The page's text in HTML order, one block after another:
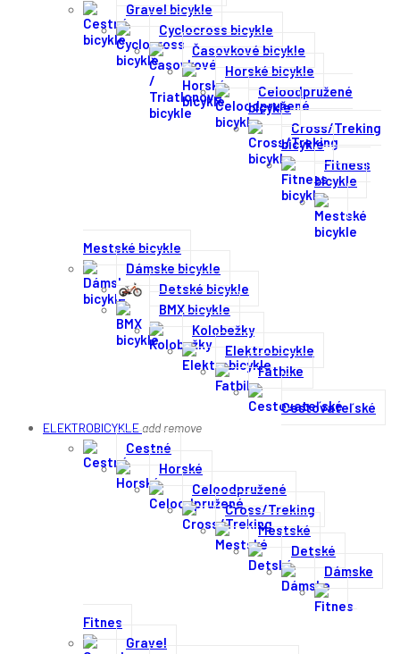
Gravel bicykle
Cyclocross bicykle
Časovkové bicykle
Horské bicykle
Celoodpružené
bicykle
Cross/Treking
bicykle
Fitness
bicykle
Mestské bicykle
Dámske bicykle
Detské bicykle
BMX bicykle
Kolobežky
Elektrobicykle
Fatbike
Cestovateľské
ELEKTROBICYKLE addremove
Cestné
Horské
Celoodpružené
Cross/Treking
Mestské
Detské
Dámske
Fitnes
Gravel